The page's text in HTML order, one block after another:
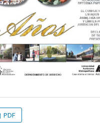
PDF